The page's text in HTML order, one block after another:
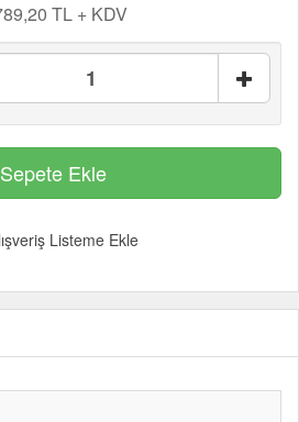
TL + KDV
Listeme Ekle